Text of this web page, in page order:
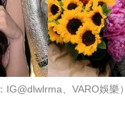
IG@dlwlrma、VARO娛樂）